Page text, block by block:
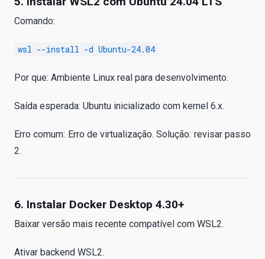
Comando:
wsl --install -d Ubuntu-24.04
Por que: Ambiente Linux real para desenvolvimento.
Saída esperada: Ubuntu inicializado com kernel 6.x.
Erro comum: Erro de virtualização. Solução: revisar passo
2.
6. Instalar Docker Desktop 4.30+
Baixar versão mais recente compatível com WSL2.
Ativar backend WSL2.